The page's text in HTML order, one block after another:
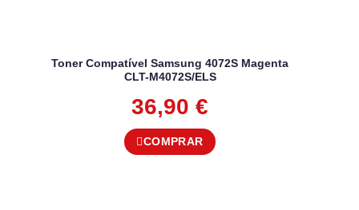
Toner Compatível Samsung 4072S Magenta
CLT-M4072S/ELS
36,90 €
COMPRAR